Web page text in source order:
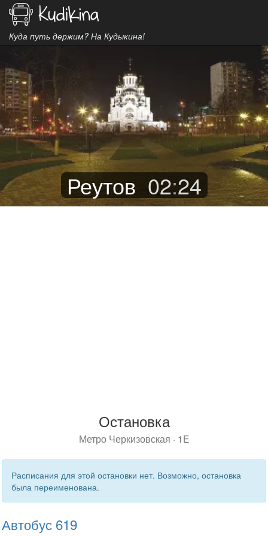
Куда путь держим? На Кудыкина!
Реутов 02:24
Остановка
Метро Черкизовская · 1E
Расписания для этой остановки нет. Возможно, остановка
была переименована.
Автобус 619